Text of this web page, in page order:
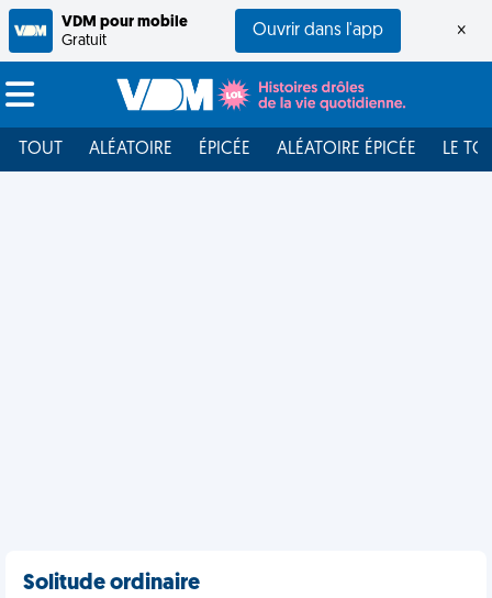
VDM pour mobile
Gratuit
Ouvrir dans l'app ×
TOUT ALÉATOIRE ÉPICÉE ALÉATOIRE ÉPICÉE LE
Solitude ordinaire